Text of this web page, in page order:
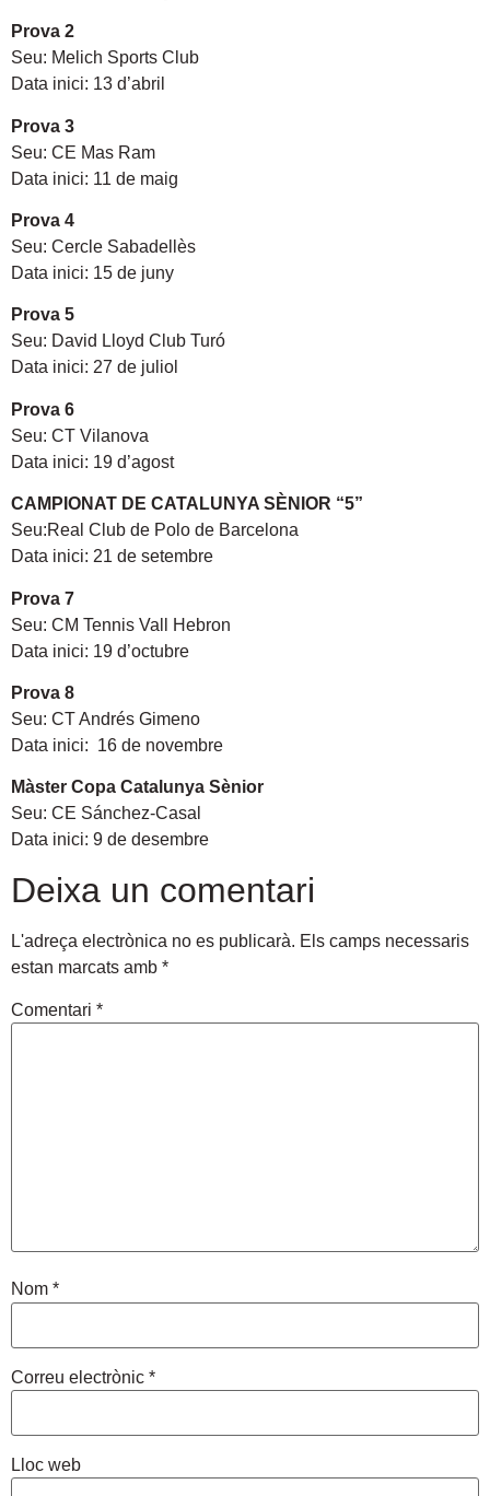
Prova 2
Seu: Melich Sports Club
Data inici: 13 d’abril
Prova 3
Seu: CE Mas Ram
Data inici: 11 de maig
Prova 4
Seu: Cercle Sabadellès
Data inici: 15 de juny
Prova 5
Seu: David Lloyd Club Turó
Data inici: 27 de juliol
Prova 6
Seu: CT Vilanova
Data inici: 19 d’agost
CAMPIONAT DE CATALUNYA SÈNIOR “5”
Seu:Real Club de Polo de Barcelona
Data inici: 21 de setembre
Prova 7
Seu: CM Tennis Vall Hebron
Data inici: 19 d’octubre
Prova 8
Seu: CT Andrés Gimeno
Data inici: 16 de novembre
Màster Copa Catalunya Sènior
Seu: CE Sánchez-Casal
Data inici: 9 de desembre
Deixa un comentari
L'adreça electrònica no es publicarà. Els camps necessaris
estan marcats amb *
Comentari *
Nom *
Correu electrònic *
Lloc web